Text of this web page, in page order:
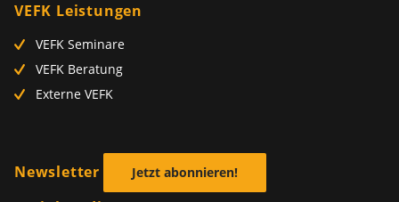
VEFK Leistungen
VEFK Seminare
VEFK Beratung
Externe VEFK
Newsletter Jetzt abonnieren!